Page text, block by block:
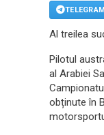
TELEGRAM
Al treilea
Pilotul
al Arabiei
obținute în